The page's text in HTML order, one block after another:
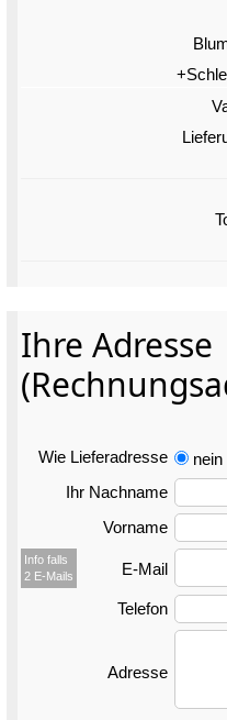
Ihre Adresse
Wie Liefer­adresse nein
Ihr Nachname
Vorname
Info falls
2 E-Mails
E-Mail
Telefon
Adresse